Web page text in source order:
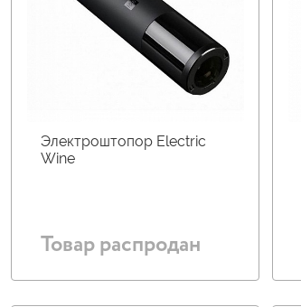
Электроштопор Electric
Wine
Товар распродан